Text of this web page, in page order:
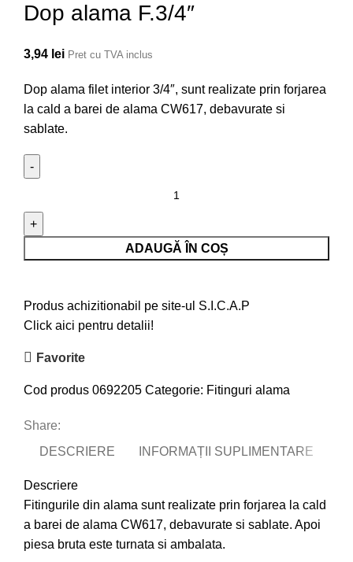
Dop alama F.3/4″
3,94 lei Pret cu TVA inclus
Dop alama filet interior 3/4″, sunt realizate prin forjarea
la cald a barei de alama CW617, debavurate si
sablate.
ADAUGĂ ÎN COȘ
Produs achizitionabil pe site-ul S.I.C.A.P
Click aici pentru detalii!
Favorite
Cod produs 0692205 Categorie: Fitinguri alama
Share:
DESCRIERE
INFORMAȚII SUPLIMENTARE
Descriere
Fitingurile din alama sunt realizate prin forjarea la cald
a barei de alama CW617, debavurate si sablate. Apoi
piesa bruta este turnata si ambalata.